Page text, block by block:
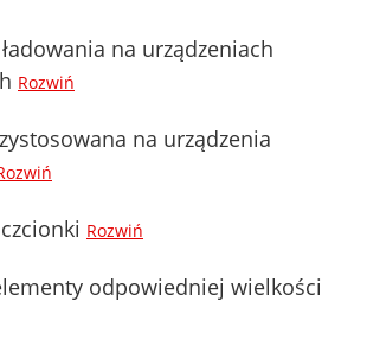
na urządzeniach
Rozwiń
na urządzenia
Rozwiń
odpowiedniej wielkości